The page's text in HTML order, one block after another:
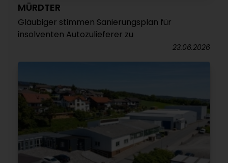
MÜRDTER
Gläubiger stimmen Sanierungsplan für
insolventen Autozulieferer zu
23.06.2026